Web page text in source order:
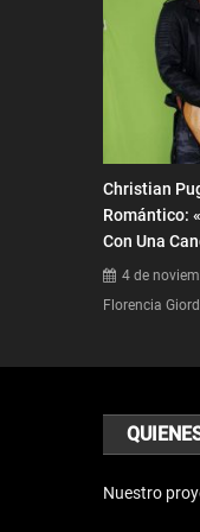
Christian
Romántico:
Con Una
4 de
Florencia
Nuestro